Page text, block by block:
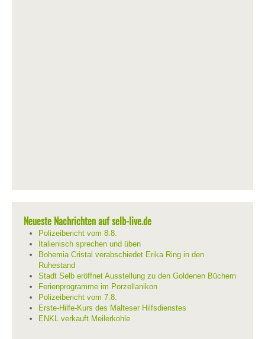
Neueste Nachrichten auf selb-live.de
Polizeibericht vom 8.8.
Italienisch sprechen und üben
Bohemia Cristal verabschiedet Erika Ring in den
Ruhestand
Stadt Selb eröffnet Ausstellung zu den Goldenen Büchern
Ferienprogramme im Porzellanikon
Polizeibericht vom 7.8.
Erste-Hilfe-Kurs des Malteser Hilfsdienstes
ENKL verkauft Meilerkohle